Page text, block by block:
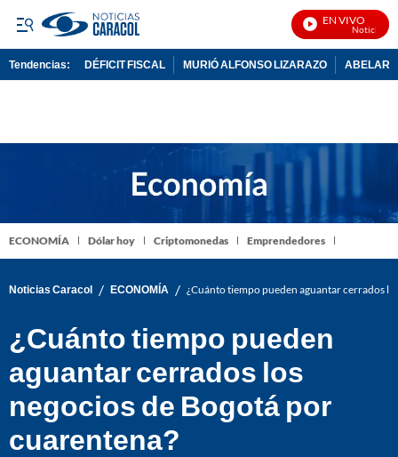
EN VIVO
Noticias
Tendencias: DÉFICIT FISCAL MURIÓ ALFONSO LIZARAZO
ECONOMÍA Dólar hoy Criptomonedas Emprendedores
Noticias Caracol / ECONOMÍA / ¿Cuánto tiempo pueden aguantar cerrados
¿Cuánto tiempo pueden
aguantar cerrados los
negocios de Bogotá por
cuarentena?